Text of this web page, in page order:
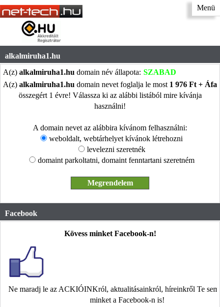
Menü
alkalmiruha1.hu
A(z) alkalmiruha1.hu domain név állapota: SZABAD
A(z) alkalmiruha1.hu domain nevet foglalja le most 1 976 Ft + Áfa
összegért 1 évre! Válassza ki az alábbi listából mire kívánja
használni!
A domain nevet az alábbira kívánom felhasználni:
weboldalt, webtárhelyet kívánok létrehozni
levelezni szeretnék
domaint parkoltatni, domaint fenntartani szeretném
Facebook
Kövess minket Facebook-n!
Ne maradj le az ACKIÓINKról, aktualitásainkról, híreinkről Te
minket a Facebook-n is!